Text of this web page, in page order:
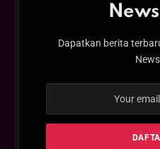
Dapatkan berita